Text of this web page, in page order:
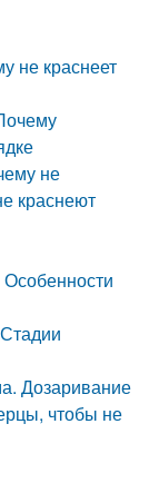
не краснеет
не
краснеют
Дозаривание
чтобы не